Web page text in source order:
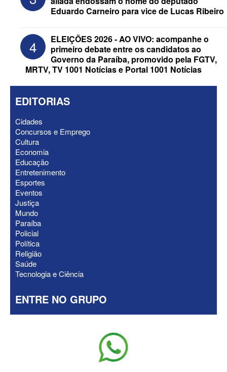
ELEIÇÕES 2026 - Senado: Novo
anuncia Zé Carneiro e Pastor Jader
Medeiros na suplência de Major Fábio
Eduardo Carneiro para vice de Lucas Ribeiro
4
ELEIÇÕES 2026 - AO VIVO: acompanhe o
primeiro debate entre os candidatos ao
Governo da Paraíba, promovido pela FGTV,
MRTV, TV 1001 Notícias e Portal 1001 Notícias
EDITORIAS
Cidades
Concursos e Emprego
Cultura
Economia
Educação
Entretenimento
Esportes
Eventos
Justiça
Mundo
Paraíba
Policial
Política
Religião
Saúde
Tecnologia e Ciência
ENTRE NO GRUPO